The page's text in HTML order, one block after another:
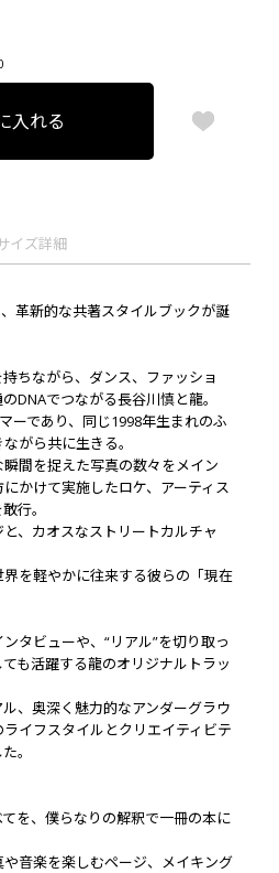
入れる
イズ詳細
革新的な共著スタイルブックが誕
ちながら、ダンス、ファッショ
DNAでつながる長谷川慎と龍。
ーであり、同じ1998年生まれのふ
がら共に生きる。
間を捉えた写真の数々をメイン
かけて実施したロケ、アーティス
行。
、カオスなストリートカルチャ
を軽やかに往来する彼らの「現在
タビューや、“リアル”を切り取っ
も活躍する龍のオリジナルトラッ
、奥深く魅力的なアンダーグラウ
イフスタイルとクリエイティビテ
。
を、僕らなりの解釈で一冊の本に
音楽を楽しむページ、メイキング